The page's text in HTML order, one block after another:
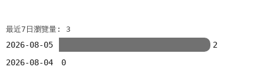
最近7日瀏覽量: 3
2026-08-05
2
2026-08-04
0